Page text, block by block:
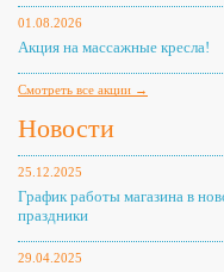
01.08.2026
Акция на массажные кресла!
Смотреть все акции →
Новости
25.12.2025
График работы магазина в
праздники
29.04.2025